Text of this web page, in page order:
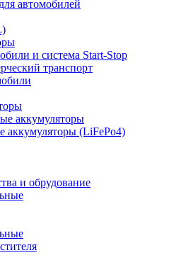
автомобилей
и система Start-Stop
транспорт
аккумуляторы
аккумуляторы (LiFePo4)
и обрудование